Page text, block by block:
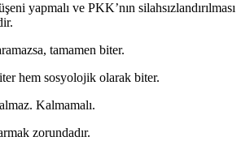
yapmalı ve PKK’nın silahsızlandırılması
tamamen biter.
hem sosyolojik olarak biter.
Kalmamalı.
zorundadır.